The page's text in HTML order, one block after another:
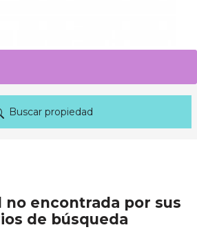
Buscar propiedad
no encontrada por sus
de búsqueda